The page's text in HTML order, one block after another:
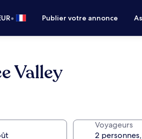
• Publier votre annonce
Valley
Voyageurs